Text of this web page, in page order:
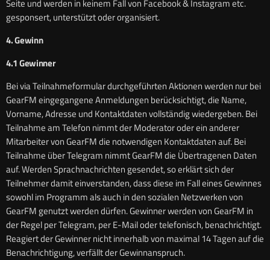
Seite und werden in keinem Fall von Facebook & Instagram etc.
gesponsert, unterstützt oder organisiert.
4. Gewinn
4.1 Gewinner
Bei via Teilnahmeformular durchgeführten Aktionen werden nur bei
GearFM eingegangene Anmeldungen berücksichtigt, die Name,
Vorname, Adresse und Kontaktdaten vollständig wiedergeben. Bei
Teilnahme am Telefon nimmt der Moderator oder ein anderer
Mitarbeiter von GearFM die notwendigen Kontaktdaten auf. Bei
Teilnahme über Telegram nimmt GearFM die Übertragenen Daten
auf. Werden Sprachnachrichten gesendet, so erklärt sich der
Teilnehmer damit einverstanden, dass diese im Fall eines Gewinnes
sowohl im Programm als auch in den sozialen Netzwerken von
GearFM genutzt werden dürfen. Gewinner werden von GearFM in
der Regel per Telegram, per E-Mail oder telefonisch, benachrichtigt.
Reagiert der Gewinner nicht innerhalb von maximal 14 Tagen auf die
Benachrichtigung, verfällt der Gewinnanspruch.